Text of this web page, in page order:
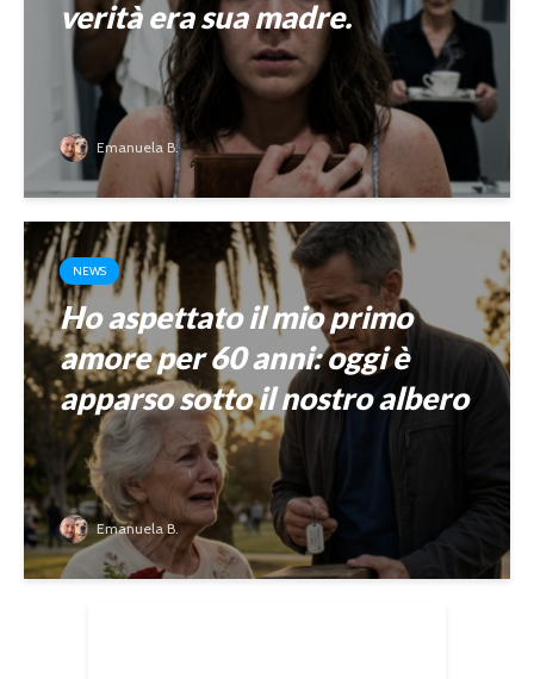
verità era sua madre.
Emanuela B.
NEWS
Ho aspettato il mio primo
amore per 60 anni: oggi è
apparso sotto il nostro albero
Emanuela B.